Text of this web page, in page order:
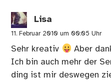
Lisa
11. Februar 2010 um 00:05 Uhr
Sehr kreativ
Aber
Ich bin auch mehr der
ding ist mir deswegen